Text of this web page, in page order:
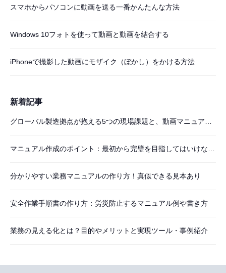
スマホからパソコンに動画を送る一番かんたんな方法
Windows 10フォトを使って動画と動画を結合する
iPhoneで撮影した動画にモザイク（ぼかし）をかける方法
新着記事
分かりやすい業務マニュアルの作り方！真似できる見本あり
安全作業手順書の作り方：労災防止するマニュアル例や書き方
業務の見える化とは？目的やメリットと実現ツール・事例紹介